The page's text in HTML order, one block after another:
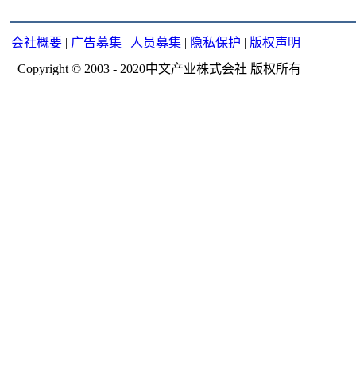
会社概要 | 广告募集 | 人员募集 | 隐私保护 | 版权声明
Copyright © 2003 - 2020中文产业株式会社 版权所有